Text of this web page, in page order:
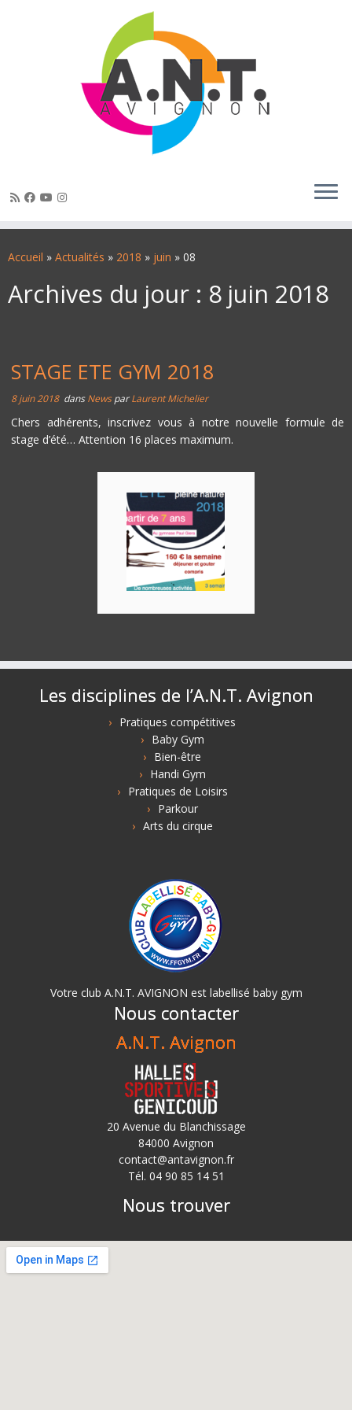
auAccueil » Actualités » 2018 » juin » 08
Archives du jour : 8 juin 2018
STAGE ETE GYM 2018
8 juin 2018dansNewsparLaurent Michelier
Chers adhérents, inscrivez vous à notre nouvelle formule de
stage d’été… Attention 16 places maximum.
Les disciplines de l’A.N.T. Avignon
Pratiques compétitives
Baby Gym
Bien-être
Handi Gym
Pratiques de Loisirs
Parkour
Arts du cirque
Votre club A.N.T. AVIGNON est labellisé baby gym
Nous contacter
A.N.T. Avignon
20 Avenue du Blanchissage
84000 Avignon
contact@antavignon.fr
Tél. 04 90 85 14 51
Nous trouver